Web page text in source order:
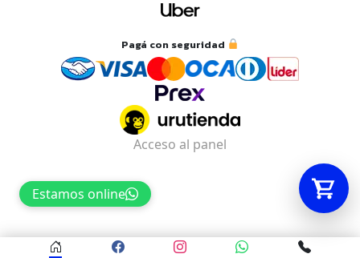
Pagá con seguridad
Estamos online
Acceso al panel